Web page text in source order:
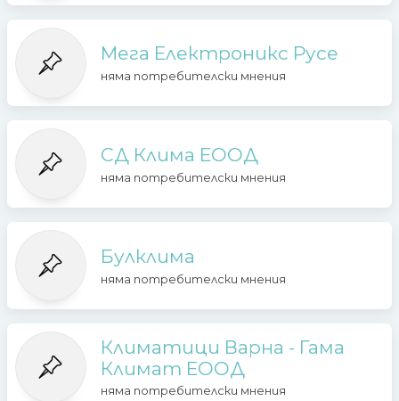
Мега Електроникс Русе
няма потребителски мнения
СД Клима ЕООД
няма потребителски мнения
Булклима
няма потребителски мнения
Климатици Варна - Гама
Климат ЕООД
няма потребителски мнения